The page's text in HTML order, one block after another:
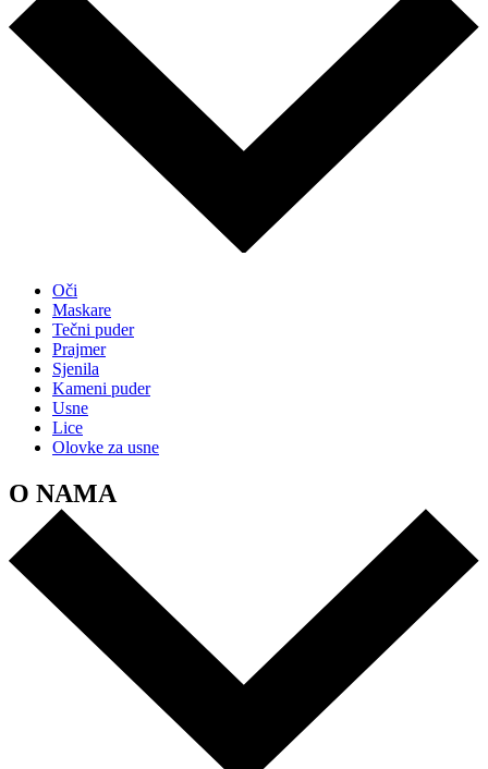
Oči
Maskare
Tečni puder
Prajmer
Sjenila
Kameni puder
Usne
Lice
Olovke za usne
O NAMA